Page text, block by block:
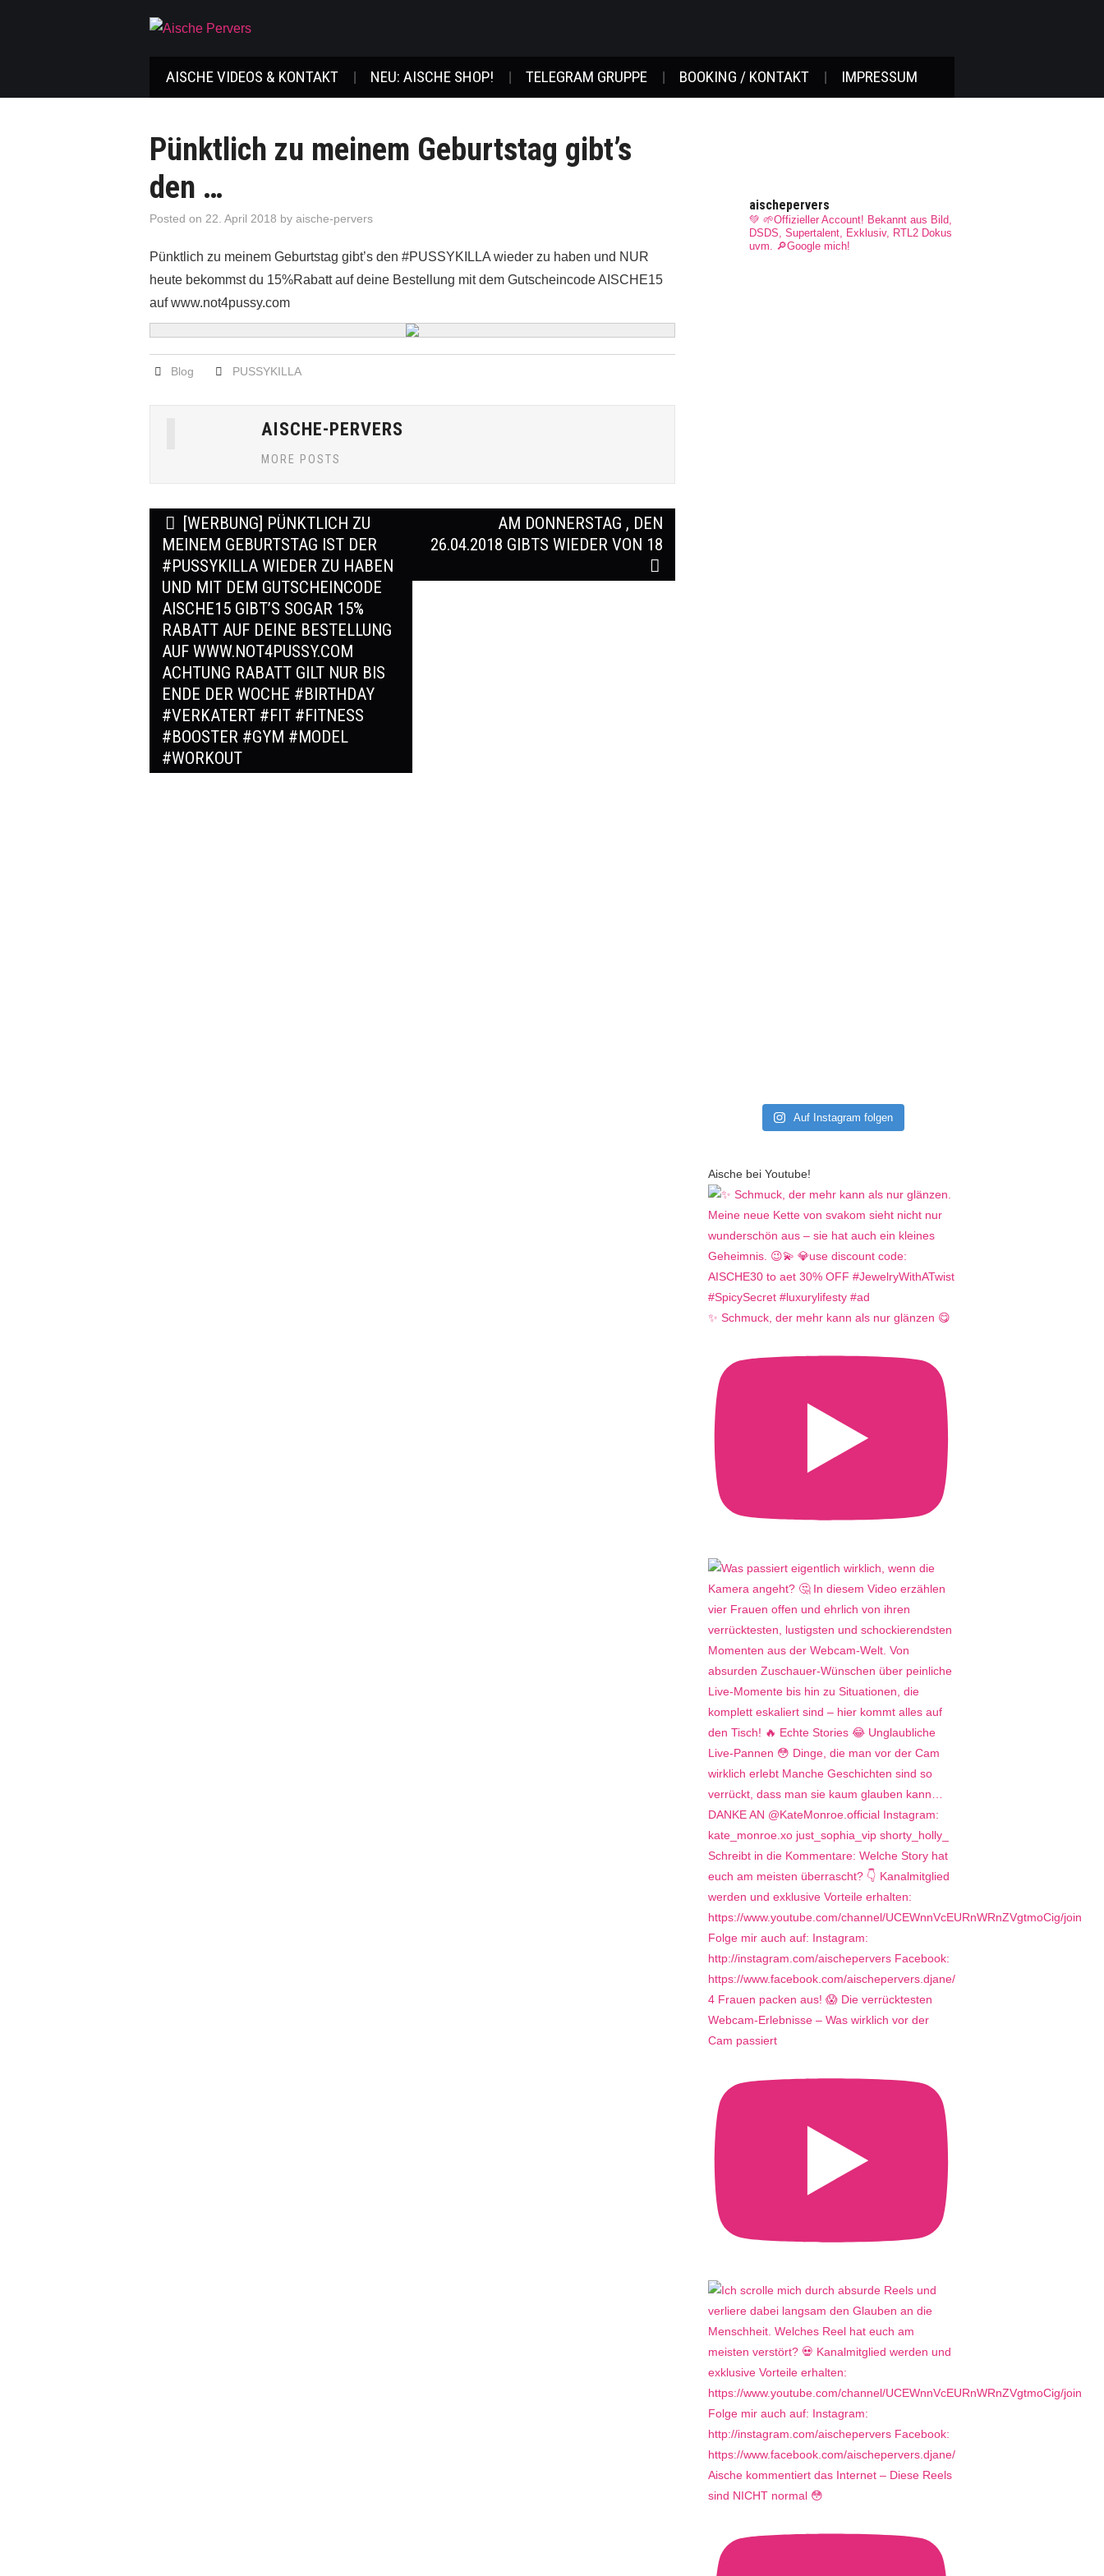
AISCHE VIDEOS & KONTAKT NEU: AISCHE SHOP! TELEGRAM GRUPPE BOOKING / KONTAKT IMPRESSUM
Pünktlich zu meinem Geburtstag gibt’s
den …
Posted on 22. April 2018 by aische-pervers
Pünktlich zu meinem Geburtstag gibt’s den #PUSSYKILLA wieder zu haben und NUR
heute bekommst du 15%Rabatt auf deine Bestellung mit dem Gutscheincode AISCHE15
auf www.not4pussy.com
Blog PUSSYKILLA
AISCHE-PERVERS
MORE POSTS
Post
navigation
[WERBUNG] PÜNKTLICH ZU
MEINEM GEBURTSTAG IST DER
#PUSSYKILLA WIEDER ZU HABEN
UND MIT DEM GUTSCHEINCODE
AISCHE15 GIBT’S SOGAR 15%
RABATT AUF DEINE BESTELLUNG
AUF WWW.NOT4PUSSY.COM
ACHTUNG RABATT GILT NUR BIS
ENDE DER WOCHE #BIRTHDAY
#VERKATERT #FIT #FITNESS
#BOOSTER #GYM #MODEL
#WORKOUT
AM DONNERSTAG , DEN
26.04.2018 GIBTS WIEDER VON 18
aischepervers
💚 🌱Offizieller Account! Bekannt aus Bild,
DSDS, Supertalent, Exklusiv, RTL2 Dokus
uvm. 🔎Google mich!
Auf Instagram folgen
Aische bei Youtube!
✨ Schmuck, der mehr kann als nur glänzen 😋
4 Frauen packen aus! 😱 Die verrücktesten
Webcam-Erlebnisse – Was wirklich vor der
Cam passiert
Aische kommentiert das Internet – Diese Reels
sind NICHT normal 😳